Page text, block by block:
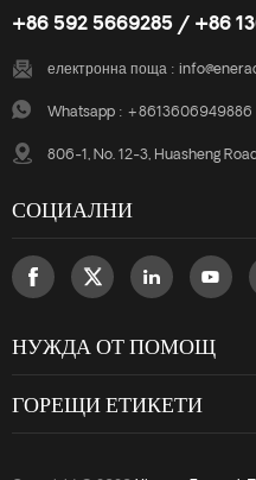
+86 592 5669285 / +86
електронна поща :
Whatsapp : +8613606949886
806-1, No. 12-3, Huasheng
СОЦИАЛНИ
НУЖДА ОТ ПОМОЩ
ГОРЕЩИ ЕТИКЕТИ